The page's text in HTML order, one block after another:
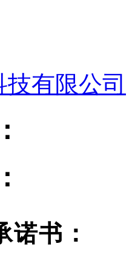
有限公司
诺书：